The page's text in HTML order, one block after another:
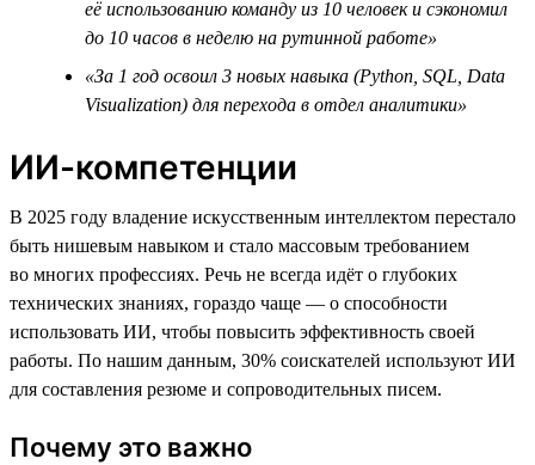
её использованию команду из 10 человек и сэкономил
до 10 часов в неделю на рутинной работе»
«За 1 год освоил 3 новых навыка (Python, SQL, Data
Visualization) для перехода в отдел аналитики»
ИИ-компетенции
В 2025 году владение искусственным интеллектом перестало
быть нишевым навыком и стало массовым требованием
во многих профессиях. Речь не всегда идёт о глубоких
технических знаниях, гораздо чаще — о способности
использовать ИИ, чтобы повысить эффективность своей
работы. По нашим данным, 30% соискателей используют ИИ
для составления резюме и сопроводительных писем.
Почему это важно